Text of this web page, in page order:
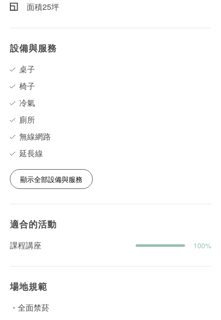
面積25坪
設備與服務
桌子
椅子
冷氣
廁所
無線網路
延長線
顯示全部設備與服務
適合的活動
課程講座 100%
場地規範
・全面禁菸